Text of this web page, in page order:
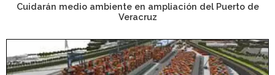
Cuidarán medio ambiente en ampliación del Puerto de
Veracruz